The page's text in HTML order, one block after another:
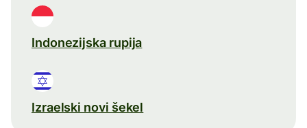
Indonezijska rupija
Izraelski novi šekel